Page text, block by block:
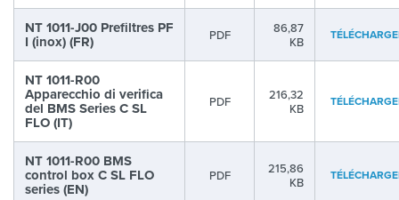
NT 1011-J00 Prefiltres PF
I (inox) (FR) PDF
86,87
KB
NT 1011-R00
Apparecchio di verifica
del BMS Series C SL
FLO (IT)
PDF
216,32
KB
NT 1011-R00 BMS
control box C SL FLO
series (EN)
PDF
215,86
KB